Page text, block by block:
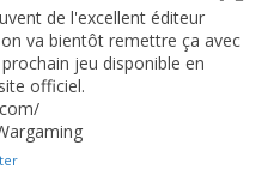
de l'excellent éditeur
va bientôt remettre ça avec
jeu disponible en
officiel.